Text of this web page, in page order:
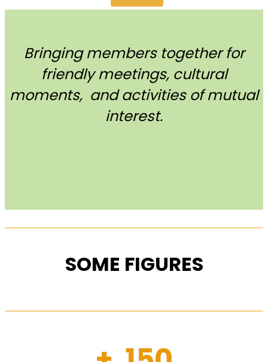
Bringing members together for
friendly meetings, cultural
moments, and activities of mutual
interest.
SOME FIGURES